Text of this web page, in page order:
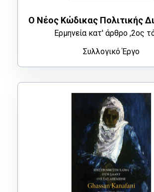
Ο Νέος Κώδικας Πολιτικής
Ερμηνεία κατ' άρθρο ,2ος
Συλλογικό Έργο